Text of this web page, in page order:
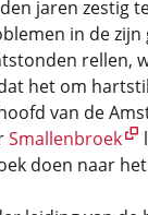
jaren zestig
in de zijn
rellen,
het om
van de
Smallenbroek
doen naar